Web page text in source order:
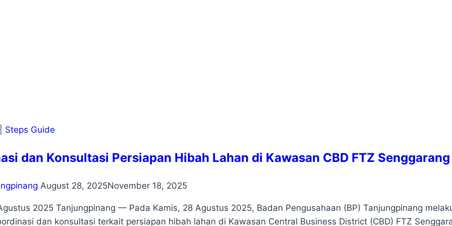
Steps Guide
dan Konsultasi Persiapan Hibah Lahan di Kawasan CBD FTZ Senggarang
August 28, 2025November 18, 2025
2025 Tanjungpinang — Pada Kamis, 28 Agustus 2025, Badan Pengusahaan (BP) Tanjungpinang
dan konsultasi terkait persiapan hibah lahan di Kawasan Central Business District (CBD) FTZ